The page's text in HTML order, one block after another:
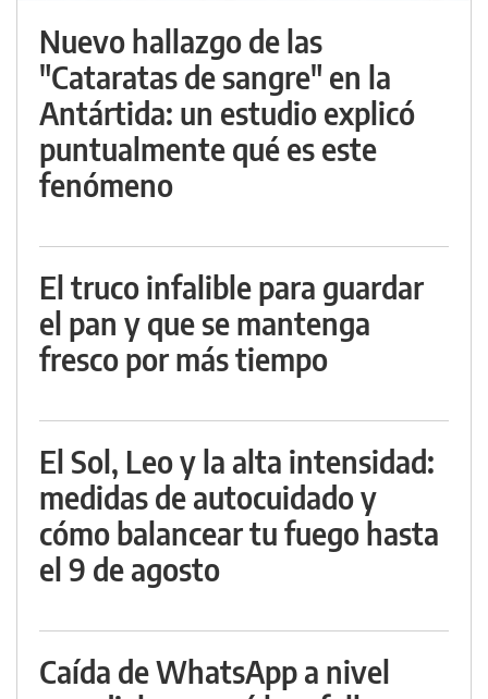
Nuevo hallazgo de las
"Cataratas de sangre" en la
Antártida: un estudio explicó
puntualmente qué es este
fenómeno
El truco infalible para guardar
el pan y que se mantenga
fresco por más tiempo
El Sol, Leo y la alta intensidad:
medidas de autocuidado y
cómo balancear tu fuego hasta
el 9 de agosto
Caída de WhatsApp a nivel